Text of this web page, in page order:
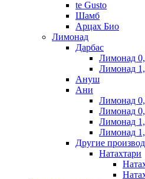
te Gusto
Шамб
Арцах Био
Лимонад
Дарбас
Лимонад
Лимонад
Ануш
Ани
Лимонад
Лимонад
Лимонад
Лимонад
Другие
Натахтари